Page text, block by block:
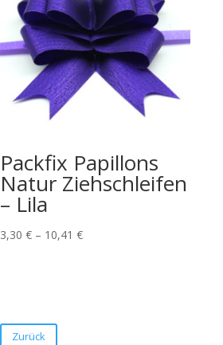
Packfix Papillons
Natur Ziehschleifen
– Lila
3,30 € – 10,41 €
Zurück